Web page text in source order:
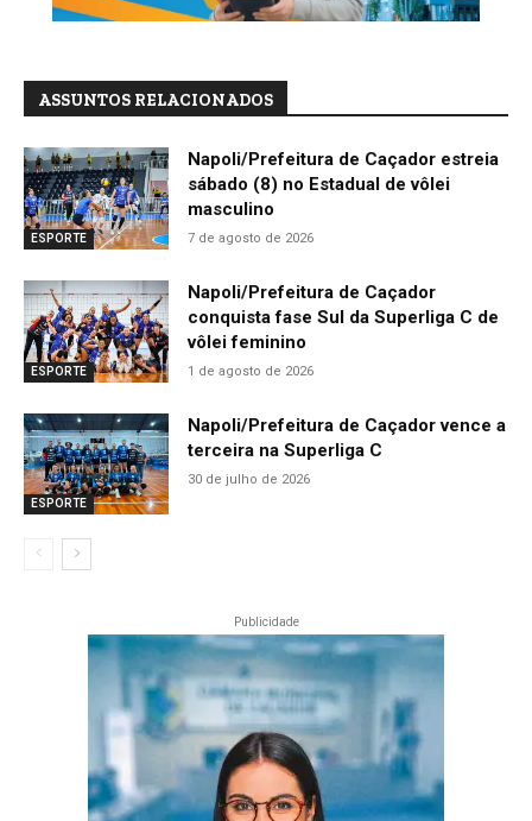
ASSUNTOS RELACIONADOS
ESPORTE
Napoli/Prefeitura de Caçador estreia
sábado (8) no Estadual de vôlei
masculino
7 de agosto de 2026
ESPORTE
Napoli/Prefeitura de Caçador
conquista fase Sul da Superliga C de
vôlei feminino
1 de agosto de 2026
ESPORTE
Napoli/Prefeitura de Caçador vence a
terceira na Superliga C
30 de julho de 2026
Publicidade